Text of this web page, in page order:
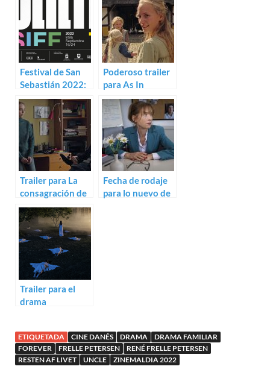
Festival de San
Sebastián 2022:
Sección Oficial y
paralelas
Poderoso trailer
para As In
Heaven de Tea
Lindeburg
Trailer para La
consagración de
la primavera de
Fernando Franco
Fecha de rodaje
para lo nuevo de
Trailer para el
drama
ETIQUETADA CINE DANÉS DRAMA
DRAMA FAMILIAR
FOREVER
FRELLE PETERSEN
RENÉ FRELLE PETERSEN
RESTEN AF LIVET
UNCLE ZINEMALDIA 2022